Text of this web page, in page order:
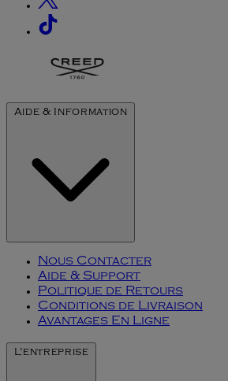
Aide & Information
Nous Contacter
Aide & Support
Politique de Retours
Conditions de Livraison
Avantages En Ligne
L'entreprise